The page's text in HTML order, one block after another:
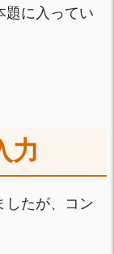
題に入ってい
力
したが、コン